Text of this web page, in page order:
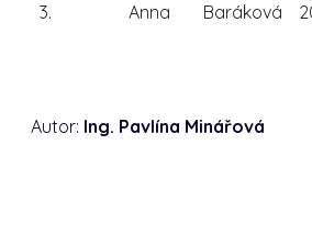
3. Anna Baráková
Autor: Ing. Pavlína Minářová